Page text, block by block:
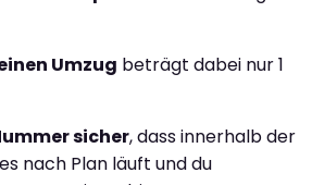
Umzug beträgt dabei nur 1
sicher, dass innerhalb der
nach Plan läuft und du